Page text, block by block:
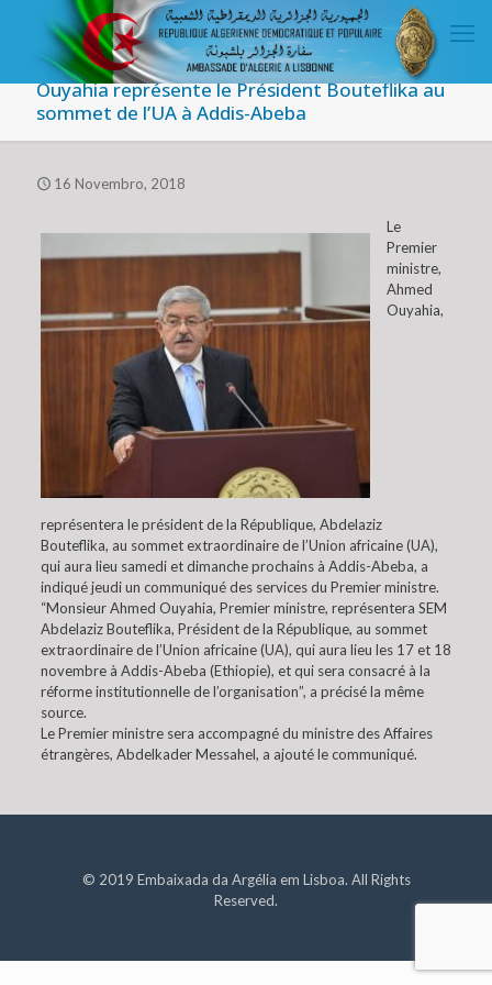
Ouyahia représente le Président Bouteflika au
sommet de l’UA à Addis-Abeba
16 Novembro, 2018
Le
Premier
ministre,
Ahmed
Ouyahia,
représentera le président de la République, Abdelaziz
Bouteflika, au sommet extraordinaire de l’Union africaine (UA),
qui aura lieu samedi et dimanche prochains à Addis-Abeba, a
indiqué jeudi un communiqué des services du Premier ministre.
“Monsieur Ahmed Ouyahia, Premier ministre, représentera SEM
Abdelaziz Bouteflika, Président de la République, au sommet
extraordinaire de l’Union africaine (UA), qui aura lieu les 17 et 18
novembre à Addis-Abeba (Ethiopie), et qui sera consacré à la
réforme institutionnelle de l’organisation”, a précisé la même
source.
Le Premier ministre sera accompagné du ministre des Affaires
étrangères, Abdelkader Messahel, a ajouté le communiqué.
© 2019 Embaixada da Argélia em Lisboa. All Rights
Reserved.